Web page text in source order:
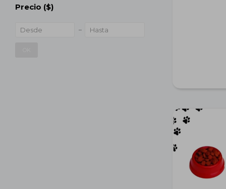
Precio ($)